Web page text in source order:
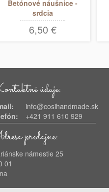
Betónové náušnice -
srdcia
6,50 €
údaje:
info@cosihandmade.sk
+421 911 610 929
predajne:
námestie 25
01